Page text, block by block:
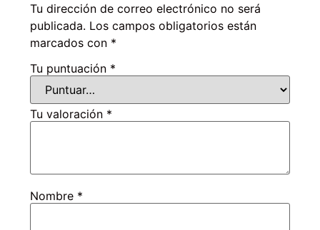
Tu dirección de correo electrónico no será
publicada. Los campos obligatorios están
marcados con *
Tu puntuación *
Tu valoración *
Nombre *